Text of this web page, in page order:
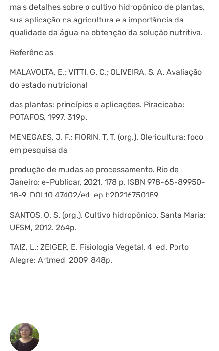
mais detalhes sobre o cultivo hidropônico de plantas,
sua aplicação na agricultura e a importância da
qualidade da água na obtenção da solução nutritiva.
Referências
MALAVOLTA, E.; VITTI, G. C.; OLIVEIRA, S. A. Avaliação
do estado nutricional
das plantas: princípios e aplicações. Piracicaba:
POTAFOS, 1997. 319p.
MENEGAES, J. F.; FIORIN, T. T. (org.). Olericultura: foco
em pesquisa da
produção de mudas ao processamento. Rio de
Janeiro: e-Publicar, 2021. 178 p. ISBN 978-65-89950-
18-9. DOI 10.47402/ed. ep.b20216750189.
SANTOS, O. S. (org.). Cultivo hidropônico. Santa Maria:
UFSM, 2012. 264p.
TAIZ, L.; ZEIGER, E. Fisiologia Vegetal. 4. ed. Porto
Alegre: Artmed, 2009, 848p.